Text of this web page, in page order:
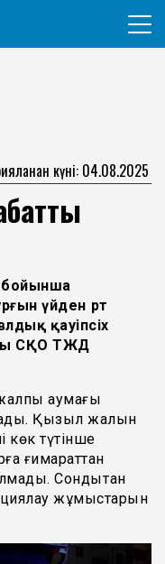
гражданин
күні: 04.08.2025
үйден өрт
қауіпсіх
СҚО ТЖД
аумағы
Қызыл жалын
көк түтінше
ғимараттан
Сондықтан
жұмыстарын